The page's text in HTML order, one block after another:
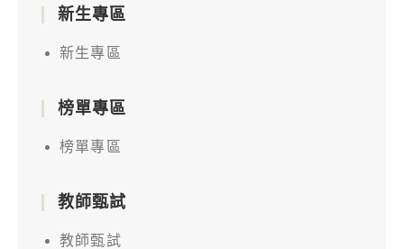
新生專區
新生專區
榜單專區
榜單專區
教師甄試
教師甄試